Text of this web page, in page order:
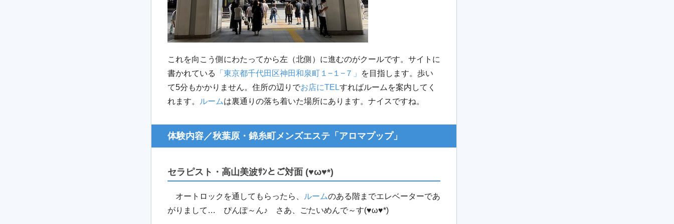
これを向こう側にわたってから左（北側）に進むのがクールです。サイトに
書かれている
「東京都千代田区神田和泉町１ − １ − ７」
を目指します。歩い
て5分もかかりません。住所の辺りでお店にTELすればルームを案内してく
れます。
ルームは裏通りの落ち着いた場所にあります。ナイスですね。
体験内容／秋葉原・錦糸町メンズエステ「アロマプップ」
セラピスト・高山美波ｻﾝとご対面 (♥ω♥*)
オートロックを通してもらったら、 ルームのある階までエレベーターであ
がりまして … ぴんぽ～ん♪ さあ、ごたいめんで～す(♥ω♥*)